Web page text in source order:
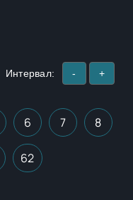
Интервал: - +
6 7 8
62